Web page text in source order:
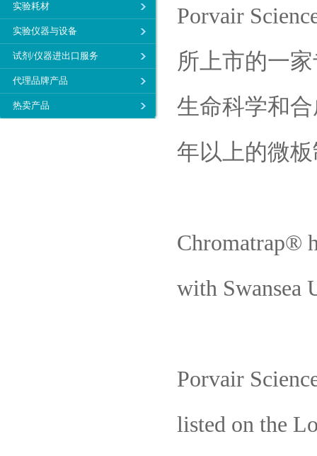
实验耗材
实验仪器与设备
试剂/仪器进出口服务
代理品牌产品
热卖产品
Porvair
所上市的一
生命科学和
年以上的微
Chromatrap®
with
Porvair
listed on the